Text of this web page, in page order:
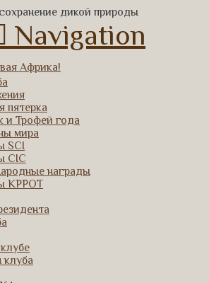
дикой природы
Navigation
пятерка
и Трофей года
мира
SCI
CIC
награды
КРРОТ
клуба
Африка!